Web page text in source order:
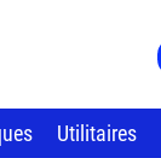
Utilitaires